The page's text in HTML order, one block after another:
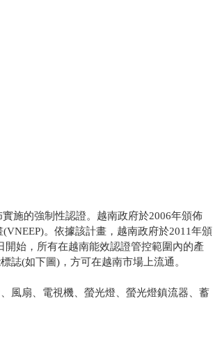
施的強制性認證。越南政府於2006年頒佈
。依據該計畫，越南政府於2011年頒
開始，所有在越南能效認證管控範圍內的產
誌(如下圖)，方可在越南市場上流通。
風扇、電視機、螢光燈、螢光燈鎮流器、蓄